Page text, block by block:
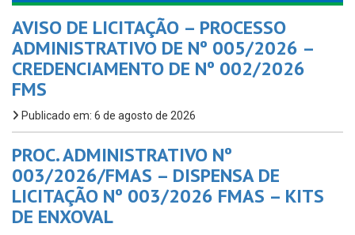
AVISO DE LICITAÇÃO – PROCESSO
ADMINISTRATIVO DE Nº 005/2026 –
CREDENCIAMENTO DE Nº 002/2026
FMS
Publicado em: 6 de agosto de 2026
PROC. ADMINISTRATIVO Nº
003/2026/FMAS – DISPENSA DE
LICITAÇÃO Nº 003/2026 FMAS – KITS
DE ENXOVAL